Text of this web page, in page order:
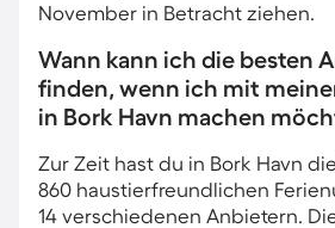
November in Betracht ziehen.
Wann kann ich die besten
finden, wenn ich mit
in Bork Havn machen
Zur Zeit hast du in Bork Havn
860 haustierfreundlichen
14 verschiedenen Anbietern.